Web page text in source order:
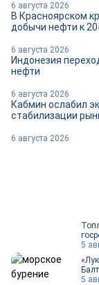
6 августа 2026
В Красноярском
добычи нефти к
6 августа 2026
Индонезия
нефти
6 августа 2026
Кабмин ослабил
стабилизации
6 августа 2026
5
5